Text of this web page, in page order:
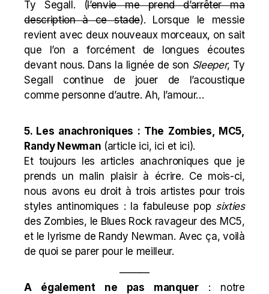
Ty Segall. (l’envie me prend d’arrêter ma
description à ce stade). Lorsque le messie
revient avec deux nouveaux morceaux, on sait
que l’on a forcément de longues écoutes
devant nous. Dans la lignée de son Sleeper, Ty
Segall continue de jouer de l’acoustique
comme personne d’autre. Ah, l’amour…
5. Les anachroniques : The Zombies, MC5,
Randy Newman (article ici, ici et ici).
Et toujours les articles anachroniques que je
prends un malin plaisir à écrire. Ce mois-ci,
nous avons eu droit à trois artistes pour trois
styles antinomiques : la fabuleuse pop sixties
des Zombies, le Blues Rock ravageur des MC5,
et le lyrisme de Randy Newman. Avec ça, voilà
de quoi se parer pour le meilleur.
———
A également ne pas manquer: notre